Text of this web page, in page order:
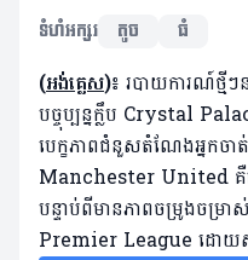
ទំហំអក្សរ
តូច ធំ
(អង់គ្លេស)៖ របាយការណ៍ថ្មីៗ
បច្ចុប្បន្នក្លឹប Crystal
បេក្ខភាពជំនួសតំណែងអ្នកច
Manchester United
បន្ទាប់ពីមានភាពចម្រូងចម្រា
Premier League ដោយស្